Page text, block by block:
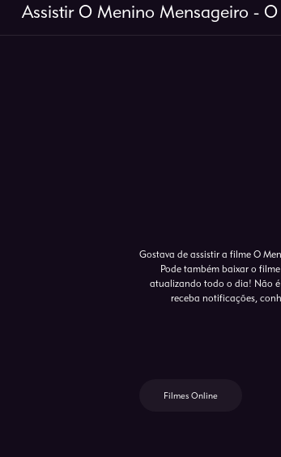
Assistir O Menino Mensageiro -
Gostava de assistir a filme O
Pode também baixar o
atualizando todo o dia! Não é
receba notificações,
Filmes Online